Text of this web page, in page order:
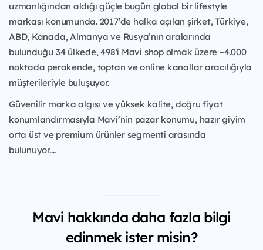
uzmanlığından aldığı güçle bugün global bir lifestyle
markası konumunda. 2017’de halka açılan şirket, Türkiye,
ABD, Kanada, Almanya ve Rusya’nın aralarında
bulunduğu 34 ülkede, 498'i Mavi shop olmak üzere ~4.000
noktada perakende, toptan ve online kanallar aracılığıyla
müşterileriyle buluşuyor.
Güvenilir marka algısı ve yüksek kalite, doğru fiyat
konumlandırmasıyla Mavi’nin pazar konumu, hazır giyim
orta üst ve premium ürünler segmenti arasında
bulunuyor....
Mavi hakkında daha fazla bilgi
edinmek ister misin?